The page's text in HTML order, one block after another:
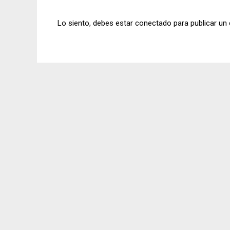
Lo siento, debes estar conectado para publicar un